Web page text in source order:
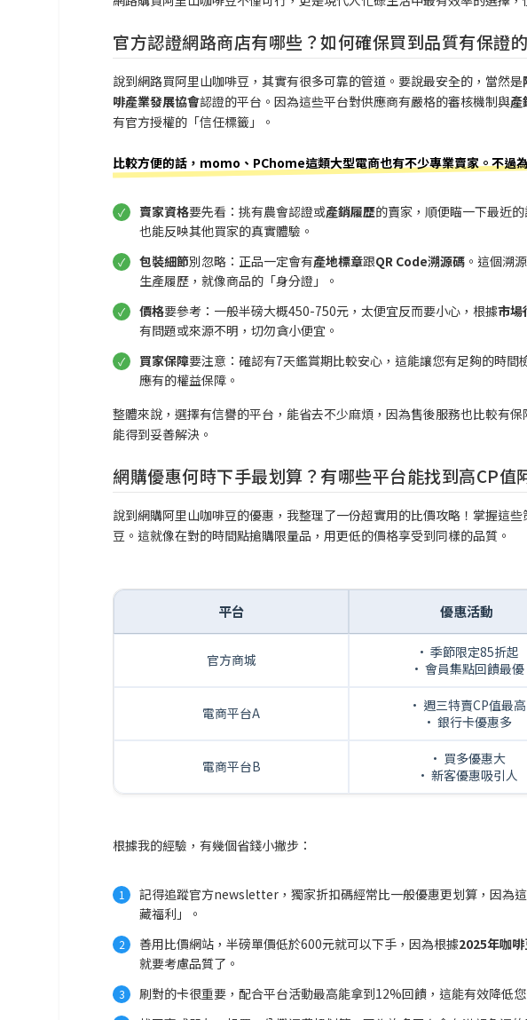
官方認證網路商店有哪些？如何確保買到品質有保證
說到網路買阿里山咖啡豆，其實有很多可靠的管道。要說最安全的，當然是
啡產業發展協會認證的平台。因為這些平台對供應商有嚴格的審核機制與產
有官方授權的「信任標籤」。
比較方便的話，momo、PChome這類大型電商也有不少專業賣家。不過
賣家資格要先看：挑有農會認證或產銷履歷的賣家，順便瞄一下最近
也能反映其他買家的真實體驗。
包裝細節別忽略：正品一定會有產地標章跟QR Code溯源碼 。這個溯
生產履歷，就像商品的「身分證」。
價格要參考：一般半磅大概450-750元，太便宜反而要小心，根據市場
有問題或來源不明，切勿貪小便宜。
買家保障要注意：確認有7天鑑賞期比較安心，這能讓您有足夠的時
應有的權益保障。
整體來說，選擇有信譽的平台，能省去不少麻煩，因為售後服務也比較有
能得到妥善解決。
網購優惠何時下手最划算？有哪些平台能找到高CP值
說到網購阿里山咖啡豆的優惠，我整理了一份超實用的比價攻略！掌握這
豆。這就像在對的時間點搶購限量品，用更低的價格享受到同樣的品質。
平台 優惠活動
官方商城
• 季節限定85折起
• 會員集點回饋最優
電商平台A
• 週三特賣CP值最高
• 銀行卡優惠多
電商平台B
• 買多優惠大
• 新客優惠吸引人
根據我的經驗，有幾個省錢小撇步：
記得追蹤官方newsletter，獨家折扣碼經常比一般優惠更划算，因為
藏福利」。
善用比價網站，半磅單價低於600元就可以下手，因為根據2025年咖
就要考慮品質了。
刷對的卡很重要，配合平台活動最高能拿到12%回饋，這能有效降低